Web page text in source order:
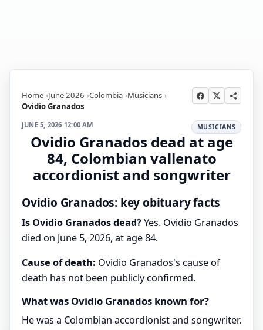
Home June 2026 Colombia Musicians
Ovidio Granados
JUNE 5, 2026 12:00 AM MUSICIANS
Ovidio Granados dead at age
84, Colombian vallenato
accordionist and songwriter
Ovidio Granados: key obituary facts
Is Ovidio Granados dead?Yes. Ovidio Granados
died on June 5, 2026, at age 84.
Cause of death: Ovidio Granados's cause of
death has not been publicly confirmed.
What was Ovidio Granados known for?
He was a Colombian accordionist and songwriter.